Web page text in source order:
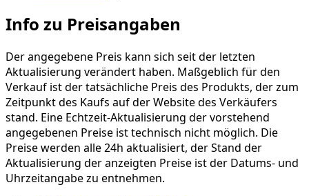
Info zu Preisangaben
Der angegebene Preis kann sich seit der letzten
Aktualisierung verändert haben. Maßgeblich für den
Verkauf ist der tatsächliche Preis des Produkts, der zum
Zeitpunkt des Kaufs auf der Website des Verkäufers
stand. Eine Echtzeit-Aktualisierung der vorstehend
angegebenen Preise ist technisch nicht möglich. Die
Preise werden alle 24h aktualisiert, der Stand der
Aktualisierung der anzeigten Preise ist der Datums- und
Uhrzeitangabe zu entnehmen.